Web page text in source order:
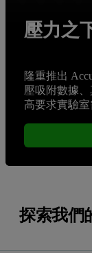
壓力之
隆重推出
壓吸附數據
高要求實驗室
探索我們